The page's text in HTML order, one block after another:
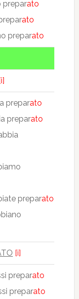
preparato
ato
preparato
preparato
preparato
preparato
[i]
preparato
preparato